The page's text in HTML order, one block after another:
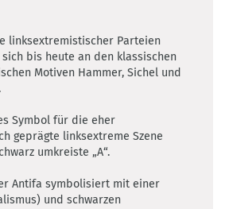
linksextremistischer Parteien
bis heute an den klassischen
Motiven Hammer, Sichel und
Symbol für die eher
geprägte linksextreme Szene
umkreiste „A“.
Antifa symbolisiert mit einer
und schwarzen